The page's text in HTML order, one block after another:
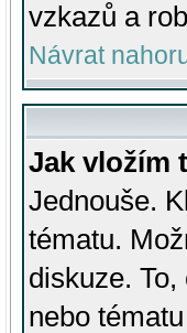
vzkazů a
Návrat
Jak vložím
Jednouše.
tématu.
diskuze.
nebo